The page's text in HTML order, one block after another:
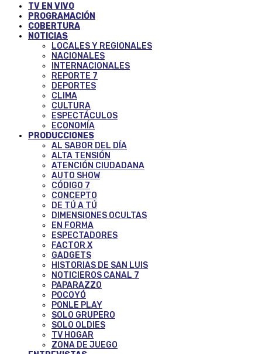
TV EN VIVO
PROGRAMACIÓN
COBERTURA
NOTICIAS
LOCALES Y REGIONALES
NACIONALES
INTERNACIONALES
REPORTE 7
DEPORTES
CLIMA
CULTURA
ESPECTÁCULOS
ECONOMÍA
PRODUCCIONES
AL SABOR DEL DÍA
ALTA TENSIÓN
ATENCIÓN CIUDADANA
AUTO SHOW
CÓDIGO 7
CONCEPTO
DE TÚ A TÚ
DIMENSIONES OCULTAS
EN FORMA
ESPECTADORES
FACTOR X
GADGETS
HISTORIAS DE SAN LUIS
NOTICIEROS CANAL 7
PAPARAZZO
POCOYÓ
PONLE PLAY
SOLO GRUPERO
SOLO OLDIES
TV HOGAR
ZONA DE JUEGO